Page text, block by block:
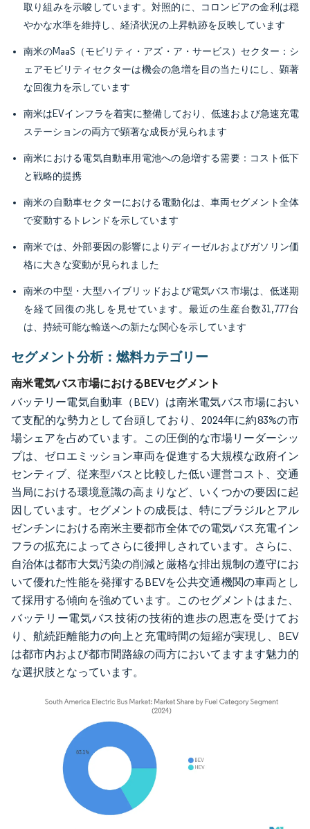
取り組みを示唆しています。対照的に、コロンビアの金利は穏
やかな水準を維持し、経済状況の上昇軌跡を反映しています
南米のMaaS（モビリティ・アズ・ア・サービス）セクター：シ
ェアモビリティセクターは機会の急増を目の当たりにし、顕著
な回復力を示しています
南米はEVインフラを着実に整備しており、低速および急速充電
ステーションの両方で顕著な成長が見られます
南米における電気自動車用電池への急増する需要：コスト低下
と戦略的提携
南米の自動車セクターにおける電動化は、車両セグメント全体
で変動するトレンドを示しています
南米では、外部要因の影響によりディーゼルおよびガソリン価
格に大きな変動が見られました
南米の中型・大型ハイブリッドおよび電気バス市場は、低迷期
を経て回復の兆しを見せています。最近の生産台数31,777台
は、持続可能な輸送への新たな関心を示しています
セグメント分析：燃料カテゴリー
南米電気バス市場におけるBEVセグメント
バッテリー電気自動車（BEV）は南米電気バス市場におい
て支配的な勢力として台頭しており、2024年に約83%の市
場シェアを占めています。この圧倒的な市場リーダーシッ
プは、ゼロエミッション車両を促進する大規模な政府イン
センティブ、従来型バスと比較した低い運営コスト、交通
当局における環境意識の高まりなど、いくつかの要因に起
因しています。セグメントの成長は、特にブラジルとアル
ゼンチンにおける南米主要都市全体での電気バス充電イン
フラの拡充によってさらに後押しされています。さらに、
自治体は都市大気汚染の削減と厳格な排出規制の遵守にお
いて優れた性能を発揮するBEVを公共交通機関の車両とし
て採用する傾向を強めています。このセグメントはまた、
バッテリー電気バス技術の技術的進歩の恩恵を受けてお
り、航続距離能力の向上と充電時間の短縮が実現し、BEV
は都市内および都市間路線の両方においてますます魅力的
な選択肢となっています。